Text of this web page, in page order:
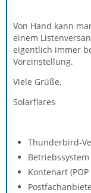
Von Hand kann
einem
eigentlich immer
Voreinstellung.
Viele Grüße,
Solarflares
Thunderbird-
Kontenart